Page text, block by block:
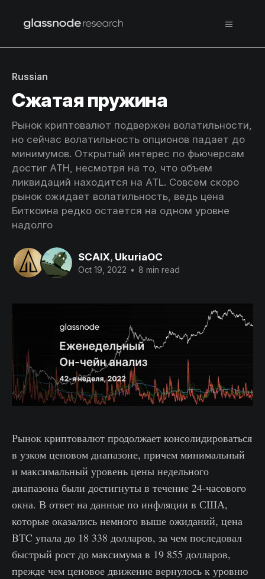
Russian
Сжатая пружина
Рынок криптовалют подвержен волатильности,
но сейчас волатильность опционов падает до
минимумов. Открытый интерес по фьючерсам
достиг ATH, несмотря на то, что объем
ликвидаций находится на ATL. Совсем скоро
рынок ожидает волатильность, ведь цена
Биткоина редко остается на одном уровне
надолго
SCAIX, UkuriaOC
Oct 19, 2022 • 8 min read
Рынок криптовалют продолжает консолидироваться
в узком ценовом диапазоне, причем минимальный
и максимальный уровень цены недельного
диапазона были достигнуты в течение 24-часового
окна. В ответ на данные по инфляции в США,
которые оказались немного выше ожиданий, цена
BTC упала до 18 338 долларов, за чем последовал
быстрый рост до максимума в 19 855 долларов,
прежде чем ценовое движение вернулось к уровню